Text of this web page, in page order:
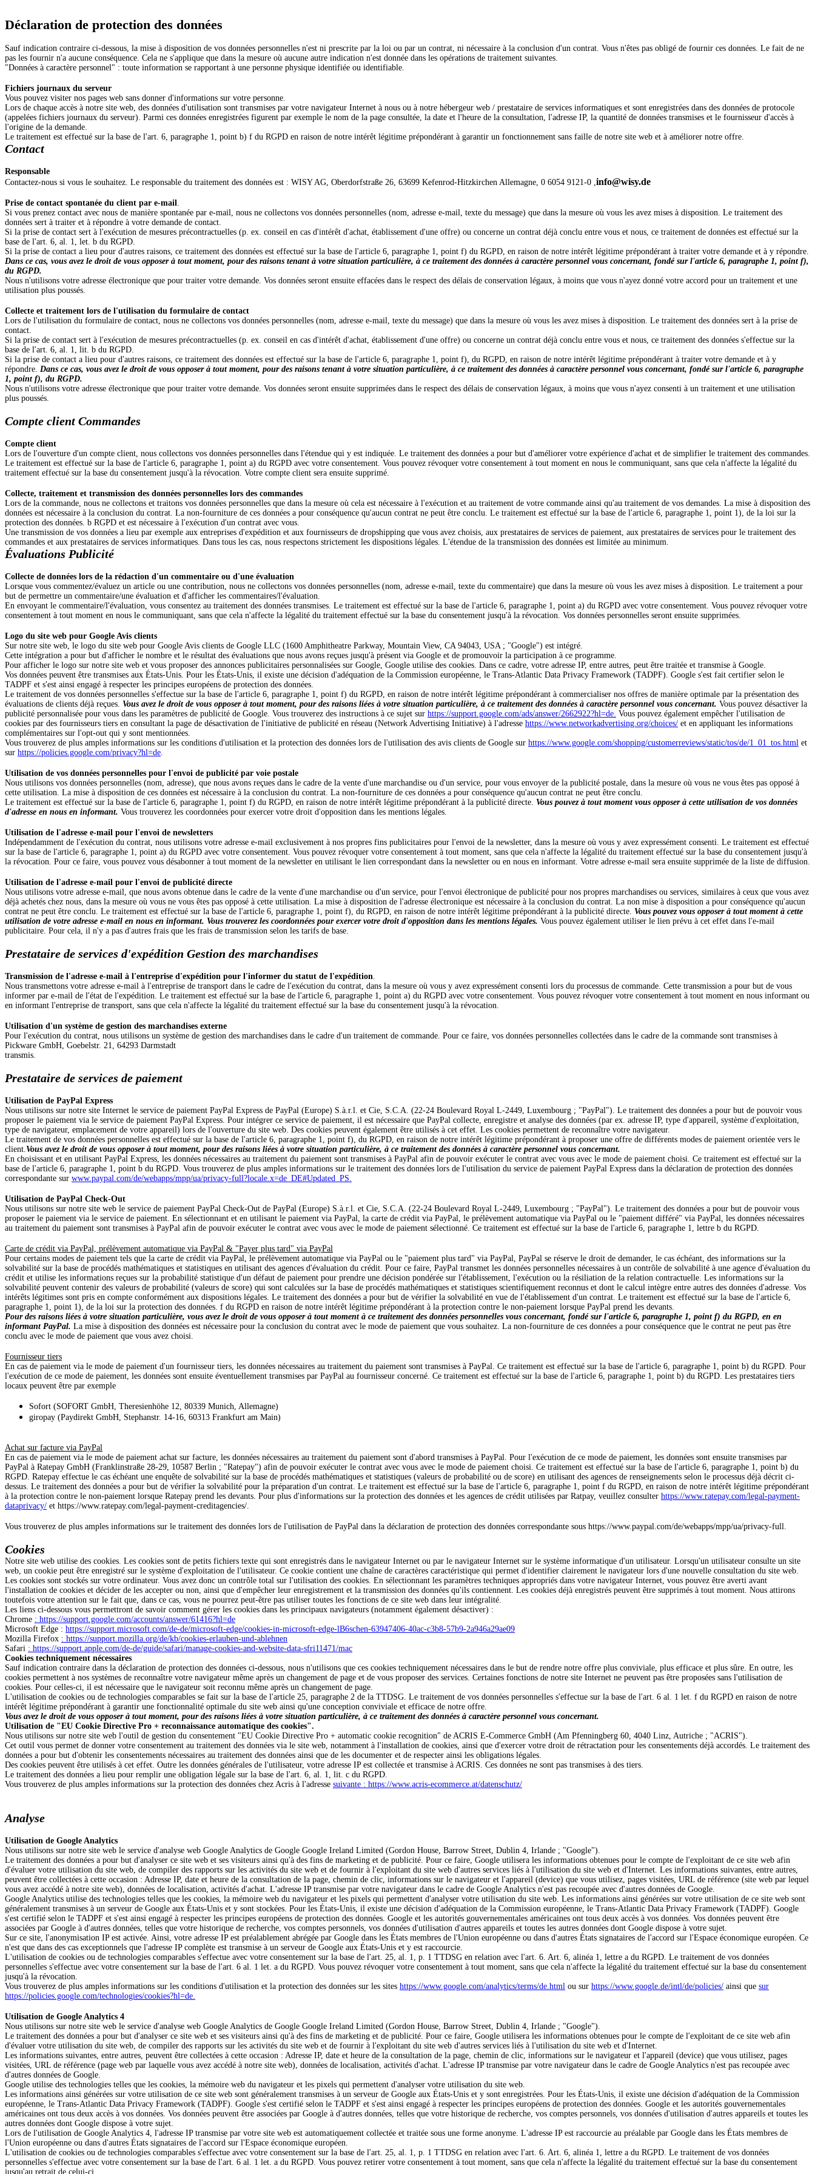
Déclaration de protection des données
Sauf indication contraire ci-dessous, la mise à disposition de vos données personnelles n'est ni prescrite par la loi ou par un contrat, ni nécessaire à la conclusion d'un contrat. Vous n'êtes pas obligé de fournir ces données. Le fait de ne
pas les fournir n'a aucune conséquence. Cela ne s'applique que dans la mesure où aucune autre indication n'est donnée dans les opérations de traitement suivantes.
"Données à caractère personnel" : toute information se rapportant à une personne physique identifiée ou identifiable.
Fichiers journaux du serveur
Vous pouvez visiter nos pages web sans donner d'informations sur votre personne.
Lors de chaque accès à notre site web, des données d'utilisation sont transmises par votre navigateur Internet à nous ou à notre hébergeur web / prestataire de services informatiques et sont enregistrées dans des données de protocole
(appelées fichiers journaux du serveur). Parmi ces données enregistrées figurent par exemple le nom de la page consultée, la date et l'heure de la consultation, l'adresse IP, la quantité de données transmises et le fournisseur d'accès à
l'origine de la demande.
Le traitement est effectué sur la base de l'art. 6, paragraphe 1, point b) f du RGPD en raison de notre intérêt légitime prépondérant à garantir un fonctionnement sans faille de notre site web et à améliorer notre offre.
Contact
Responsable
Contactez-nous si vous le souhaitez. Le responsable du traitement des données est : WISY AG, Oberdorfstraße 26, 63699 Kefenrod-Hitzkirchen Allemagne, 0 6054 9121-0 ,info@wisy.de
Prise de contact spontanée du client par e-mail.
Si vous prenez contact avec nous de manière spontanée par e-mail, nous ne collectons vos données personnelles (nom, adresse e-mail, texte du message) que dans la mesure où vous les avez mises à disposition. Le traitement des
données sert à traiter et à répondre à votre demande de contact.
Si la prise de contact sert à l'exécution de mesures précontractuelles (p. ex. conseil en cas d'intérêt d'achat, établissement d'une offre) ou concerne un contrat déjà conclu entre vous et nous, ce traitement de données est effectué sur la
base de l'art. 6, al. 1, let. b du RGPD.
Si la prise de contact a lieu pour d'autres raisons, ce traitement des données est effectué sur la base de l'article 6, paragraphe 1, point f) du RGPD, en raison de notre intérêt légitime prépondérant à traiter votre demande et à y répondre.
Dans ce cas, vous avez le droit de vous opposer à tout moment, pour des raisons tenant à votre situation particulière, à ce traitement des données à caractère personnel vous concernant, fondé sur l'article 6, paragraphe 1, point f),
du RGPD.
Nous n'utilisons votre adresse électronique que pour traiter votre demande. Vos données seront ensuite effacées dans le respect des délais de conservation légaux, à moins que vous n'ayez donné votre accord pour un traitement et une
utilisation plus poussés.
Collecte et traitement lors de l'utilisation du formulaire de contact
Lors de l'utilisation du formulaire de contact, nous ne collectons vos données personnelles (nom, adresse e-mail, texte du message) que dans la mesure où vous les avez mises à disposition. Le traitement des données sert à la prise de
contact.
Si la prise de contact sert à l'exécution de mesures précontractuelles (p. ex. conseil en cas d'intérêt d'achat, établissement d'une offre) ou concerne un contrat déjà conclu entre vous et nous, ce traitement des données s'effectue sur la
base de l'art. 6, al. 1, lit. b du RGPD.
Si la prise de contact a lieu pour d'autres raisons, ce traitement des données est effectué sur la base de l'article 6, paragraphe 1, point f), du RGPD, en raison de notre intérêt légitime prépondérant à traiter votre demande et à y
répondre. Dans ce cas, vous avez le droit de vous opposer à tout moment, pour des raisons tenant à votre situation particulière, à ce traitement des données à caractère personnel vous concernant, fondé sur l'article 6, paragraphe
1, point f), du RGPD.
Nous n'utilisons votre adresse électronique que pour traiter votre demande. Vos données seront ensuite supprimées dans le respect des délais de conservation légaux, à moins que vous n'ayez consenti à un traitement et une utilisation
plus poussés.
Compte client Commandes
Compte client
Lors de l'ouverture d'un compte client, nous collectons vos données personnelles dans l'étendue qui y est indiquée. Le traitement des données a pour but d'améliorer votre expérience d'achat et de simplifier le traitement des commandes.
Le traitement est effectué sur la base de l'article 6, paragraphe 1, point a) du RGPD avec votre consentement. Vous pouvez révoquer votre consentement à tout moment en nous le communiquant, sans que cela n'affecte la légalité du
traitement effectué sur la base du consentement jusqu'à la révocation. Votre compte client sera ensuite supprimé.
Collecte, traitement et transmission des données personnelles lors des commandes
Lors de la commande, nous ne collectons et traitons vos données personnelles que dans la mesure où cela est nécessaire à l'exécution et au traitement de votre commande ainsi qu'au traitement de vos demandes. La mise à disposition des
données est nécessaire à la conclusion du contrat. La non-fourniture de ces données a pour conséquence qu'aucun contrat ne peut être conclu. Le traitement est effectué sur la base de l'article 6, paragraphe 1, point 1), de la loi sur la
protection des données. b RGPD et est nécessaire à l'exécution d'un contrat avec vous.
Une transmission de vos données a lieu par exemple aux entreprises d'expédition et aux fournisseurs de dropshipping que vous avez choisis, aux prestataires de services de paiement, aux prestataires de services pour le traitement des
commandes et aux prestataires de services informatiques. Dans tous les cas, nous respectons strictement les dispositions légales. L'étendue de la transmission des données est limitée au minimum.
Évaluations Publicité
Collecte de données lors de la rédaction d'un commentaire ou d'une évaluation
Lorsque vous commentez/évaluez un article ou une contribution, nous ne collectons vos données personnelles (nom, adresse e-mail, texte du commentaire) que dans la mesure où vous les avez mises à disposition. Le traitement a pour
but de permettre un commentaire/une évaluation et d'afficher les commentaires/l'évaluation.
En envoyant le commentaire/l'évaluation, vous consentez au traitement des données transmises. Le traitement est effectué sur la base de l'article 6, paragraphe 1, point a) du RGPD avec votre consentement. Vous pouvez révoquer votre
consentement à tout moment en nous le communiquant, sans que cela n'affecte la légalité du traitement effectué sur la base du consentement jusqu'à la révocation. Vos données personnelles seront ensuite supprimées.
Logo du site web pour Google Avis clients
Sur notre site web, le logo du site web pour Google Avis clients de Google LLC (1600 Amphitheatre Parkway, Mountain View, CA 94043, USA ; "Google") est intégré.
Cette intégration a pour but d'afficher le nombre et le résultat des évaluations que nous avons reçues jusqu'à présent via Google et de promouvoir la participation à ce programme.
Pour afficher le logo sur notre site web et vous proposer des annonces publicitaires personnalisées sur Google, Google utilise des cookies. Dans ce cadre, votre adresse IP, entre autres, peut être traitée et transmise à Google.
Vos données peuvent être transmises aux États-Unis. Pour les États-Unis, il existe une décision d'adéquation de la Commission européenne, le Trans-Atlantic Data Privacy Framework (TADPF). Google s'est fait certifier selon le
TADPF et s'est ainsi engagé à respecter les principes européens de protection des données.
Le traitement de vos données personnelles s'effectue sur la base de l'article 6, paragraphe 1, point f) du RGPD, en raison de notre intérêt légitime prépondérant à commercialiser nos offres de manière optimale par la présentation des
évaluations de clients déjà reçues. Vous avez le droit de vous opposer à tout moment, pour des raisons liées à votre situation particulière, à ce traitement des données à caractère personnel vous concernant. Vous pouvez désactiver la
publicité personnalisée pour vous dans les paramètres de publicité de Google. Vous trouverez des instructions à ce sujet sur https://support.google.com/ads/answer/2662922?hl=de. Vous pouvez également empêcher l'utilisation de
cookies par des fournisseurs tiers en consultant la page de désactivation de l'initiative de publicité en réseau (Network Advertising Initiative) à l'adresse https://www.networkadvertising.org/choices/ et en appliquant les informations
complémentaires sur l'opt-out qui y sont mentionnées.
Vous trouverez de plus amples informations sur les conditions d'utilisation et la protection des données lors de l'utilisation des avis clients de Google sur https://www.google.com/shopping/customerreviews/static/tos/de/1_01_tos.html et
sur https://policies.google.com/privacy?hl=de.
Utilisation de vos données personnelles pour l'envoi de publicité par voie postale
Nous utilisons vos données personnelles (nom, adresse), que nous avons reçues dans le cadre de la vente d'une marchandise ou d'un service, pour vous envoyer de la publicité postale, dans la mesure où vous ne vous êtes pas opposé à
cette utilisation. La mise à disposition de ces données est nécessaire à la conclusion du contrat. La non-fourniture de ces données a pour conséquence qu'aucun contrat ne peut être conclu.
Le traitement est effectué sur la base de l'article 6, paragraphe 1, point f) du RGPD, en raison de notre intérêt légitime prépondérant à la publicité directe. Vous pouvez à tout moment vous opposer à cette utilisation de vos données
d'adresse en nous en informant. Vous trouverez les coordonnées pour exercer votre droit d'opposition dans les mentions légales.
Utilisation de l'adresse e-mail pour l'envoi de newsletters
Indépendamment de l'exécution du contrat, nous utilisons votre adresse e-mail exclusivement à nos propres fins publicitaires pour l'envoi de la newsletter, dans la mesure où vous y avez expressément consenti. Le traitement est effectué
sur la base de l'article 6, paragraphe 1, point a) du RGPD avec votre consentement. Vous pouvez révoquer votre consentement à tout moment, sans que cela n'affecte la légalité du traitement effectué sur la base du consentement jusqu'à
la révocation. Pour ce faire, vous pouvez vous désabonner à tout moment de la newsletter en utilisant le lien correspondant dans la newsletter ou en nous en informant. Votre adresse e-mail sera ensuite supprimée de la liste de diffusion.
Utilisation de l'adresse e-mail pour l'envoi de publicité directe
Nous utilisons votre adresse e-mail, que nous avons obtenue dans le cadre de la vente d'une marchandise ou d'un service, pour l'envoi électronique de publicité pour nos propres marchandises ou services, similaires à ceux que vous avez
déjà achetés chez nous, dans la mesure où vous ne vous êtes pas opposé à cette utilisation. La mise à disposition de l'adresse électronique est nécessaire à la conclusion du contrat. La non mise à disposition a pour conséquence qu'aucun
contrat ne peut être conclu. Le traitement est effectué sur la base de l'article 6, paragraphe 1, point f), du RGPD, en raison de notre intérêt légitime prépondérant à la publicité directe. Vous pouvez vous opposer à tout moment à cette
utilisation de votre adresse e-mail en nous en informant. Vous trouverez les coordonnées pour exercer votre droit d'opposition dans les mentions légales. Vous pouvez également utiliser le lien prévu à cet effet dans l'e-mail
publicitaire. Pour cela, il n'y a pas d'autres frais que les frais de transmission selon les tarifs de base.
Prestataire de services d'expédition Gestion des marchandises
Transmission de l'adresse e-mail à l'entreprise d'expédition pour l'informer du statut de l'expédition.
Nous transmettons votre adresse e-mail à l'entreprise de transport dans le cadre de l'exécution du contrat, dans la mesure où vous y avez expressément consenti lors du processus de commande. Cette transmission a pour but de vous
informer par e-mail de l'état de l'expédition. Le traitement est effectué sur la base de l'article 6, paragraphe 1, point a) du RGPD avec votre consentement. Vous pouvez révoquer votre consentement à tout moment en nous informant ou
en informant l'entreprise de transport, sans que cela n'affecte la légalité du traitement effectué sur la base du consentement jusqu'à la révocation.
Utilisation d'un système de gestion des marchandises externe
Pour l'exécution du contrat, nous utilisons un système de gestion des marchandises dans le cadre d'un traitement de commande. Pour ce faire, vos données personnelles collectées dans le cadre de la commande sont transmises à
Pickware GmbH, Goebelstr. 21, 64293 Darmstadt
transmis.
Prestataire de services de paiement
Utilisation de PayPal Express
Nous utilisons sur notre site Internet le service de paiement PayPal Express de PayPal (Europe) S.à.r.l. et Cie, S.C.A. (22-24 Boulevard Royal L-2449, Luxembourg ; "PayPal"). Le traitement des données a pour but de pouvoir vous
proposer le paiement via le service de paiement PayPal Express. Pour intégrer ce service de paiement, il est nécessaire que PayPal collecte, enregistre et analyse des données (par ex. adresse IP, type d'appareil, système d'exploitation,
type de navigateur, emplacement de votre appareil) lors de l'ouverture du site web. Des cookies peuvent également être utilisés à cet effet. Les cookies permettent de reconnaître votre navigateur.
Le traitement de vos données personnelles est effectué sur la base de l'article 6, paragraphe 1, point f), du RGPD, en raison de notre intérêt légitime prépondérant à proposer une offre de différents modes de paiement orientée vers le
client.Vous avez le droit de vous opposer à tout moment, pour des raisons liées à votre situation particulière, à ce traitement des données à caractère personnel vous concernant.
En choisissant et en utilisant PayPal Express, les données nécessaires au traitement du paiement sont transmises à PayPal afin de pouvoir exécuter le contrat avec vous avec le mode de paiement choisi. Ce traitement est effectué sur la
base de l'article 6, paragraphe 1, point b du RGPD. Vous trouverez de plus amples informations sur le traitement des données lors de l'utilisation du service de paiement PayPal Express dans la déclaration de protection des données
correspondante sur www.paypal.com/de/webapps/mpp/ua/privacy-full?locale.x=de_DE#Updated_PS.
Utilisation de PayPal Check-Out
Nous utilisons sur notre site web le service de paiement PayPal Check-Out de PayPal (Europe) S.à.r.l. et Cie, S.C.A. (22-24 Boulevard Royal L-2449, Luxembourg ; "PayPal"). Le traitement des données a pour but de pouvoir vous
proposer le paiement via le service de paiement. En sélectionnant et en utilisant le paiement via PayPal, la carte de crédit via PayPal, le prélèvement automatique via PayPal ou le "paiement différé" via PayPal, les données nécessaires
au traitement du paiement sont transmises à PayPal afin de pouvoir exécuter le contrat avec vous avec le mode de paiement sélectionné. Ce traitement est effectué sur la base de l'article 6, paragraphe 1, lettre b du RGPD.
Carte de crédit via PayPal, prélèvement automatique via PayPal & "Payer plus tard" via PayPal
Pour certains modes de paiement tels que la carte de crédit via PayPal, le prélèvement automatique via PayPal ou le "paiement plus tard" via PayPal, PayPal se réserve le droit de demander, le cas échéant, des informations sur la
solvabilité sur la base de procédés mathématiques et statistiques en utilisant des agences d'évaluation du crédit. Pour ce faire, PayPal transmet les données personnelles nécessaires à un contrôle de solvabilité à une agence d'évaluation du
crédit et utilise les informations reçues sur la probabilité statistique d'un défaut de paiement pour prendre une décision pondérée sur l'établissement, l'exécution ou la résiliation de la relation contractuelle. Les informations sur la
solvabilité peuvent contenir des valeurs de probabilité (valeurs de score) qui sont calculées sur la base de procédés mathématiques et statistiques scientifiquement reconnus et dont le calcul intègre entre autres des données d'adresse. Vos
intérêts légitimes sont pris en compte conformément aux dispositions légales. Le traitement des données a pour but de vérifier la solvabilité en vue de l'établissement d'un contrat. Le traitement est effectué sur la base de l'article 6,
paragraphe 1, point 1), de la loi sur la protection des données. f du RGPD en raison de notre intérêt légitime prépondérant à la protection contre le non-paiement lorsque PayPal prend les devants.
Pour des raisons liées à votre situation particulière, vous avez le droit de vous opposer à tout moment à ce traitement des données personnelles vous concernant, fondé sur l'article 6, paragraphe 1, point f) du RGPD, en en
informant PayPal. La mise à disposition des données est nécessaire pour la conclusion du contrat avec le mode de paiement que vous souhaitez. La non-fourniture de ces données a pour conséquence que le contrat ne peut pas être
conclu avec le mode de paiement que vous avez choisi.
Fournisseur tiers
En cas de paiement via le mode de paiement d'un fournisseur tiers, les données nécessaires au traitement du paiement sont transmises à PayPal. Ce traitement est effectué sur la base de l'article 6, paragraphe 1, point b) du RGPD. Pour
l'exécution de ce mode de paiement, les données sont ensuite éventuellement transmises par PayPal au fournisseur concerné. Ce traitement est effectué sur la base de l'article 6, paragraphe 1, point b) du RGPD. Les prestataires tiers
locaux peuvent être par exemple
Sofort (SOFORT GmbH, Theresienhöhe 12, 80339 Munich, Allemagne)
giropay (Paydirekt GmbH, Stephanstr. 14-16, 60313 Frankfurt am Main)
Achat sur facture via PayPal
En cas de paiement via le mode de paiement achat sur facture, les données nécessaires au traitement du paiement sont d'abord transmises à PayPal. Pour l'exécution de ce mode de paiement, les données sont ensuite transmises par
PayPal à Ratepay GmbH (Franklinstraße 28-29, 10587 Berlin ; "Ratepay") afin de pouvoir exécuter le contrat avec vous avec le mode de paiement choisi. Ce traitement est effectué sur la base de l'article 6, paragraphe 1, point b) du
RGPD. Ratepay effectue le cas échéant une enquête de solvabilité sur la base de procédés mathématiques et statistiques (valeurs de probabilité ou de score) en utilisant des agences de renseignements selon le processus déjà décrit ci-
dessus. Le traitement des données a pour but de vérifier la solvabilité pour la préparation d'un contrat. Le traitement est effectué sur la base de l'article 6, paragraphe 1, point f du RGPD, en raison de notre intérêt légitime prépondérant
à la protection contre le non-paiement lorsque Ratepay prend les devants. Pour plus d'informations sur la protection des données et les agences de crédit utilisées par Ratpay, veuillez consulter https://www.ratepay.com/legal-payment-
dataprivacy/ et https://www.ratepay.com/legal-payment-creditagencies/.
Vous trouverez de plus amples informations sur le traitement des données lors de l'utilisation de PayPal dans la déclaration de protection des données correspondante sous https://www.paypal.com/de/webapps/mpp/ua/privacy-full.
Cookies
Notre site web utilise des cookies. Les cookies sont de petits fichiers texte qui sont enregistrés dans le navigateur Internet ou par le navigateur Internet sur le système informatique d'un utilisateur. Lorsqu'un utilisateur consulte un site
web, un cookie peut être enregistré sur le système d'exploitation de l'utilisateur. Ce cookie contient une chaîne de caractères caractéristique qui permet d'identifier clairement le navigateur lors d'une nouvelle consultation du site web.
Les cookies sont stockés sur votre ordinateur. Vous avez donc un contrôle total sur l'utilisation des cookies. En sélectionnant les paramètres techniques appropriés dans votre navigateur Internet, vous pouvez être averti avant
l'installation de cookies et décider de les accepter ou non, ainsi que d'empêcher leur enregistrement et la transmission des données qu'ils contiennent. Les cookies déjà enregistrés peuvent être supprimés à tout moment. Nous attirons
toutefois votre attention sur le fait que, dans ce cas, vous ne pourrez peut-être pas utiliser toutes les fonctions de ce site web dans leur intégralité.
Les liens ci-dessous vous permettront de savoir comment gérer les cookies dans les principaux navigateurs (notamment également désactiver) :
Chrome : https://support.google.com/accounts/answer/61416?hl=de
Microsoft Edge : https://support.microsoft.com/de-de/microsoft-edge/cookies-in-microsoft-edge-lB6schen-63947406-40ac-c3b8-57b9-2a946a29ae09
Mozilla Firefox : https://support.mozilla.org/de/kb/cookies-erlauben-und-ablehnen
Safari : https://support.apple.com/de-de/guide/safari/manage-cookies-and-website-data-sfri11471/mac
Cookies techniquement nécessaires
Sauf indication contraire dans la déclaration de protection des données ci-dessous, nous n'utilisons que ces cookies techniquement nécessaires dans le but de rendre notre offre plus conviviale, plus efficace et plus sûre. En outre, les
cookies permettent à nos systèmes de reconnaître votre navigateur même après un changement de page et de vous proposer des services. Certaines fonctions de notre site Internet ne peuvent pas être proposées sans l'utilisation de
cookies. Pour celles-ci, il est nécessaire que le navigateur soit reconnu même après un changement de page.
L'utilisation de cookies ou de technologies comparables se fait sur la base de l'article 25, paragraphe 2 de la TTDSG. Le traitement de vos données personnelles s'effectue sur la base de l'art. 6 al. 1 let. f du RGPD en raison de notre
intérêt légitime prépondérant à garantir une fonctionnalité optimale du site web ainsi qu'une conception conviviale et efficace de notre offre.
Vous avez le droit de vous opposer à tout moment, pour des raisons liées à votre situation particulière, à ce traitement des données à caractère personnel vous concernant.
Utilisation de "EU Cookie Directive Pro + reconnaissance automatique des cookies".
Nous utilisons sur notre site web l'outil de gestion du consentement "EU Cookie Directive Pro + automatic cookie recognition" de ACRIS E-Commerce GmbH (Am Pfenningberg 60, 4040 Linz, Autriche ; "ACRIS").
Cet outil vous permet de donner votre consentement au traitement des données via le site web, notamment à l'installation de cookies, ainsi que d'exercer votre droit de rétractation pour les consentements déjà accordés. Le traitement des
données a pour but d'obtenir les consentements nécessaires au traitement des données ainsi que de les documenter et de respecter ainsi les obligations légales.
Des cookies peuvent être utilisés à cet effet. Outre les données générales de l'utilisateur, votre adresse IP est collectée et transmise à ACRIS. Ces données ne sont pas transmises à des tiers.
Le traitement des données a lieu pour remplir une obligation légale sur la base de l'art. 6, al. 1, lit. c du RGPD.
Vous trouverez de plus amples informations sur la protection des données chez Acris à l'adresse suivante : https://www.acris-ecommerce.at/datenschutz/
Analyse
Utilisation de Google Analytics
Nous utilisons sur notre site web le service d'analyse web Google Analytics de Google Google Ireland Limited (Gordon House, Barrow Street, Dublin 4, Irlande ; "Google").
Le traitement des données a pour but d'analyser ce site web et ses visiteurs ainsi qu'à des fins de marketing et de publicité. Pour ce faire, Google utilisera les informations obtenues pour le compte de l'exploitant de ce site web afin
d'évaluer votre utilisation du site web, de compiler des rapports sur les activités du site web et de fournir à l'exploitant du site web d'autres services liés à l'utilisation du site web et d'Internet. Les informations suivantes, entre autres,
peuvent être collectées à cette occasion : Adresse IP, date et heure de la consultation de la page, chemin de clic, informations sur le navigateur et l'appareil (device) que vous utilisez, pages visitées, URL de référence (site web par lequel
vous avez accédé à notre site web), données de localisation, activités d'achat. L'adresse IP transmise par votre navigateur dans le cadre de Google Analytics n'est pas recoupée avec d'autres données de Google.
Google Analytics utilise des technologies telles que les cookies, la mémoire web du navigateur et les pixels qui permettent d'analyser votre utilisation du site web. Les informations ainsi générées sur votre utilisation de ce site web sont
généralement transmises à un serveur de Google aux États-Unis et y sont stockées. Pour les États-Unis, il existe une décision d'adéquation de la Commission européenne, le Trans-Atlantic Data Privacy Framework (TADPF). Google
s'est certifié selon le TADPF et s'est ainsi engagé à respecter les principes européens de protection des données. Google et les autorités gouvernementales américaines ont tous deux accès à vos données. Vos données peuvent être
associées par Google à d'autres données, telles que votre historique de recherche, vos comptes personnels, vos données d'utilisation d'autres appareils et toutes les autres données dont Google dispose à votre sujet.
Sur ce site, l'anonymisation IP est activée. Ainsi, votre adresse IP est préalablement abrégée par Google dans les États membres de l'Union européenne ou dans d'autres États signataires de l'accord sur l'Espace économique européen. Ce
n'est que dans des cas exceptionnels que l'adresse IP complète est transmise à un serveur de Google aux États-Unis et y est raccourcie.
L'utilisation de cookies ou de technologies comparables s'effectue avec votre consentement sur la base de l'art. 25, al. 1, p. 1 TTDSG en relation avec l'art. 6. Art. 6, alinéa 1, lettre a du RGPD. Le traitement de vos données
personnelles s'effectue avec votre consentement sur la base de l'art. 6 al. 1 let. a du RGPD. Vous pouvez révoquer votre consentement à tout moment, sans que cela n'affecte la légalité du traitement effectué sur la base du consentement
jusqu'à la révocation.
Vous trouverez de plus amples informations sur les conditions d'utilisation et la protection des données sur les sites https://www.google.com/analytics/terms/de.html ou sur https://www.google.de/intl/de/policies/ ainsi que sur
https://policies.google.com/technologies/cookies?hl=de.
Utilisation de Google Analytics 4
Nous utilisons sur notre site web le service d'analyse web Google Analytics de Google Google Ireland Limited (Gordon House, Barrow Street, Dublin 4, Irlande ; "Google").
Le traitement des données a pour but d'analyser ce site web et ses visiteurs ainsi qu'à des fins de marketing et de publicité. Pour ce faire, Google utilisera les informations obtenues pour le compte de l'exploitant de ce site web afin
d'évaluer votre utilisation du site web, de compiler des rapports sur les activités du site web et de fournir à l'exploitant du site web d'autres services liés à l'utilisation du site web et d'Internet.
Les informations suivantes, entre autres, peuvent être collectées à cette occasion : Adresse IP, date et heure de la consultation de la page, chemin de clic, informations sur le navigateur et l'appareil (device) que vous utilisez, pages
visitées, URL de référence (page web par laquelle vous avez accédé à notre site web), données de localisation, activités d'achat. L'adresse IP transmise par votre navigateur dans le cadre de Google Analytics n'est pas recoupée avec
d'autres données de Google.
Google utilise des technologies telles que les cookies, la mémoire web du navigateur et les pixels qui permettent d'analyser votre utilisation du site web.
Les informations ainsi générées sur votre utilisation de ce site web sont généralement transmises à un serveur de Google aux États-Unis et y sont enregistrées. Pour les États-Unis, il existe une décision d'adéquation de la Commission
européenne, le Trans-Atlantic Data Privacy Framework (TADPF). Google s'est certifié selon le TADPF et s'est ainsi engagé à respecter les principes européens de protection des données. Google et les autorités gouvernementales
américaines ont tous deux accès à vos données. Vos données peuvent être associées par Google à d'autres données, telles que votre historique de recherche, vos comptes personnels, vos données d'utilisation d'autres appareils et toutes les
autres données dont Google dispose à votre sujet.
Lors de l'utilisation de Google Analytics 4, l'adresse IP transmise par votre site web est automatiquement collectée et traitée sous une forme anonyme. L'adresse IP est raccourcie au préalable par Google dans les États membres de
l'Union européenne ou dans d'autres États signataires de l'accord sur l'Espace économique européen.
L'utilisation de cookies ou de technologies comparables s'effectue avec votre consentement sur la base de l'art. 25, al. 1, p. 1 TTDSG en relation avec l'art. 6. Art. 6, alinéa 1, lettre a du RGPD. Le traitement de vos données
personnelles s'effectue avec votre consentement sur la base de l'art. 6 al. 1 let. a du RGPD. Vous pouvez retirer votre consentement à tout moment, sans que cela n'affecte la légalité du traitement effectué sur la base du consentement
jusqu'au retrait de celui-ci.